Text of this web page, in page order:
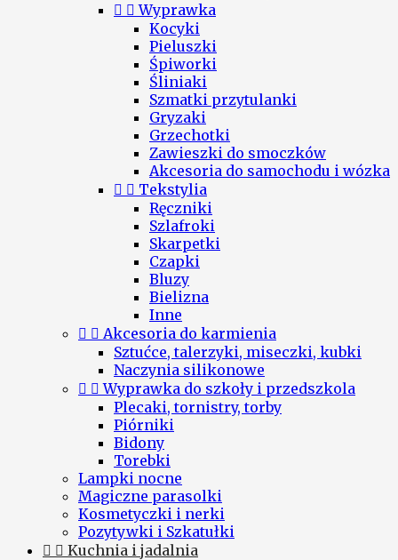
  Wyprawka
Kocyki
Pieluszki
Śpiworki
Śliniaki
Szmatki przytulanki
Gryzaki
Grzechotki
Zawieszki do smoczków
Akcesoria do samochodu i wózka
  Tekstylia
Ręczniki
Szlafroki
Skarpetki
Czapki
Bluzy
Bielizna
Inne
  Akcesoria do karmienia
Sztućce, talerzyki, miseczki, kubki
Naczynia silikonowe
  Wyprawka do szkoły i przedszkola
Plecaki, tornistry, torby
Piórniki
Bidony
Torebki
Lampki nocne
Magiczne parasolki
Kosmetyczki i nerki
Pozytywki i Szkatułki
  Kuchnia i jadalnia